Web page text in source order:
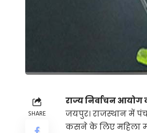
SHARE
राज्य निर्वाचन आयोग
जयपुर। राजस्थान में
कसने के लिए महिला